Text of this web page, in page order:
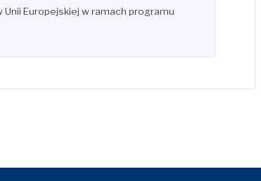
Europejskiej w ramach programu